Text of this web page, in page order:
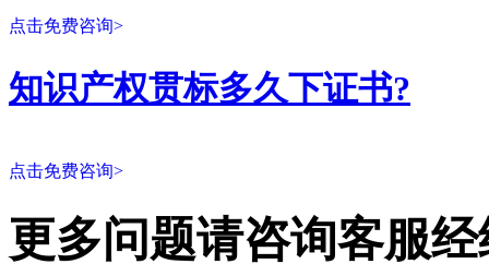
点击免费咨询>
知识产权贯标多久下证书?
点击免费咨询>
更多问题请咨询客服